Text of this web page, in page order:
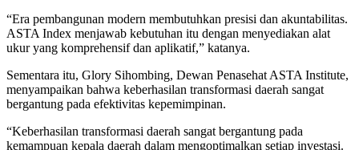
“Era pembangunan modern membutuhkan presisi dan akuntabilitas.
ASTA Index menjawab kebutuhan itu dengan menyediakan alat
ukur yang komprehensif dan aplikatif,” katanya.
Sementara itu, Glory Sihombing, Dewan Penasehat ASTA Institute,
menyampaikan bahwa keberhasilan transformasi daerah sangat
bergantung pada efektivitas kepemimpinan.
“Keberhasilan transformasi daerah sangat bergantung pada
kemampuan kepala daerah dalam mengoptimalkan setiap investasi.